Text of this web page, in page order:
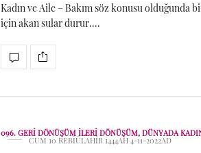
Kadın ve Aile – Bakım söz konusu olduğunda
için akan sular durur.…
096. GERI DÖNÜŞÜM İLERI DÖNÜŞÜM, DÜNYADA
CUM 10 REBIÜLAHIR 1444AH 4-11-2022AD